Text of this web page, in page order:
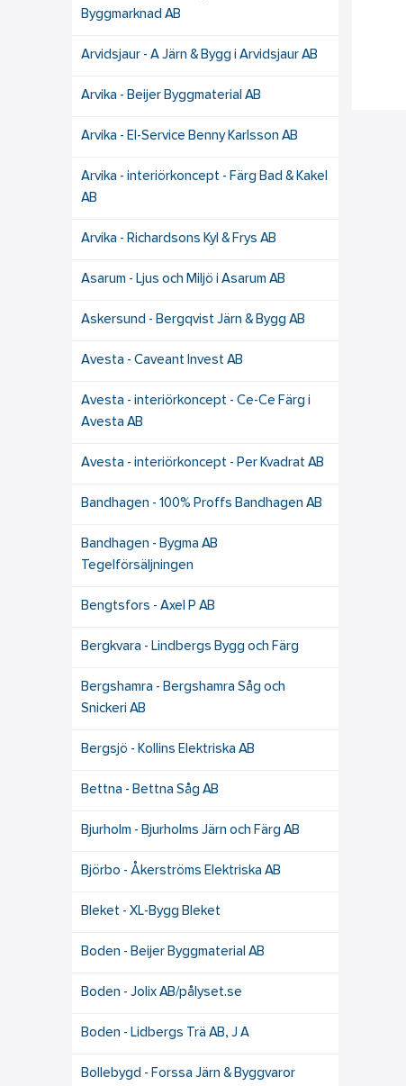
Byggmarknad AB
Arvidsjaur - A Järn & Bygg i Arvidsjaur AB
Arvika - Beijer Byggmaterial AB
Arvika - El-Service Benny Karlsson AB
Arvika - interiörkoncept - Färg Bad & Kakel
AB
Arvika - Richardsons Kyl & Frys AB
Asarum - Ljus och Miljö i Asarum AB
Askersund - Bergqvist Järn & Bygg AB
Avesta - Caveant Invest AB
Avesta - interiörkoncept - Ce-Ce Färg i
Avesta AB
Avesta - interiörkoncept - Per Kvadrat AB
Bandhagen - 100% Proffs Bandhagen AB
Bandhagen - Bygma AB
Tegelförsäljningen
Bengtsfors - Axel P AB
Bergkvara - Lindbergs Bygg och Färg
Bergshamra - Bergshamra Såg och
Snickeri AB
Bergsjö - Kollins Elektriska AB
Bettna - Bettna Såg AB
Bjurholm - Bjurholms Järn och Färg AB
Björbo - Åkerströms Elektriska AB
Bleket - XL-Bygg Bleket
Boden - Beijer Byggmaterial AB
Boden - Jolix AB/pålyset.se
Boden - Lidbergs Trä AB, J A
Bollebygd - Forssa Järn & Byggvaror